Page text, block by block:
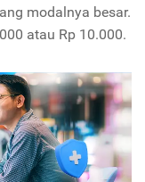
modalnya besar.
atau Rp 10.000.